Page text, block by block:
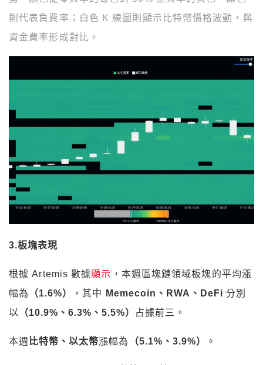
3.板塊表現
根據 Artemis 數據
幅為（1.6%），其中Memecoin、RWA、DeFi分別
以（10.9%、6.3%、5.5%）占據前三。
本週 比特幣、以太幣
表現最差的三個領域是：
數據可用性（-7.2%）、
Gaming（-4.0%）、Utilities and
Services（-3.3%）